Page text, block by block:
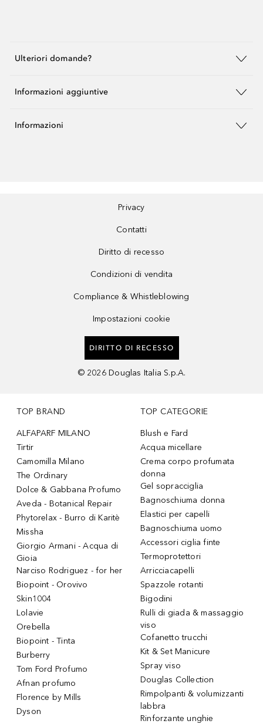
Ulteriori domande?
Informazioni aggiuntive
Informazioni
Privacy
Contatti
Diritto di recesso
Condizioni di vendita
Compliance & Whistleblowing
Impostazioni cookie
DIRITTO DI RECESSO
© 2026 Douglas Italia S.p.A.
TOP BRAND
ALFAPARF MILANO
Tirtir
Camomilla Milano
The Ordinary
Dolce & Gabbana Profumo
Aveda - Botanical Repair
Phytorelax - Burro di Karitè
Missha
Giorgio Armani - Acqua di
Gioia
Narciso Rodriguez - for her
Biopoint - Orovivo
Skin1004
Lolavie
Orebella
Biopoint - Tinta
Burberry
Tom Ford Profumo
Afnan profumo
Florence by Mills
Dyson
TOP CATEGORIE
Blush e Fard
Acqua micellare
Crema corpo profumata
donna
Gel sopracciglia
Bagnoschiuma donna
Elastici per capelli
Bagnoschiuma uomo
Accessori ciglia finte
Termoprotettori
Arricciacapelli
Spazzole rotanti
Bigodini
Rulli di giada & massaggio
viso
Cofanetto trucchi
Kit & Set Manicure
Spray viso
Douglas Collection
Rimpolpanti & volumizzanti
labbra
Rinforzante unghie